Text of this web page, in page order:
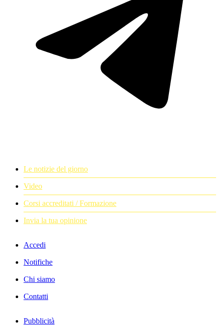
Le notizie del giorno
Video
Corsi accreditati / Formazione
Invia la tua opinione
Accedi
Notifiche
Chi siamo
Contatti
Pubblicità